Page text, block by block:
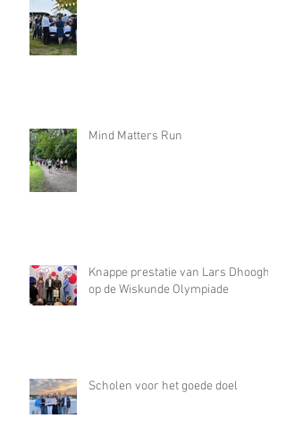
Mind Matters Run
Knappe prestatie van Lars Dhooghe
op de Wiskunde Olympiade
Scholen voor het goede doel